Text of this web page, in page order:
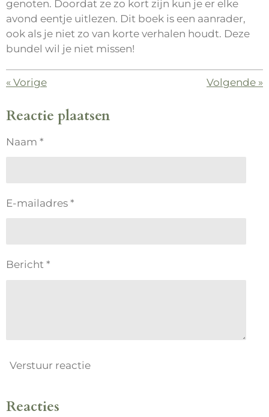
genoten. Doordat ze zo kort zijn kun je er elke
avond eentje uitlezen. Dit boek is een aanrader,
ook als je niet zo van korte verhalen houdt. Deze
bundel wil je niet missen!
« Vorige Volgende »
Reactie plaatsen
Naam *
E-mailadres *
Bericht *
Verstuur reactie
Reacties